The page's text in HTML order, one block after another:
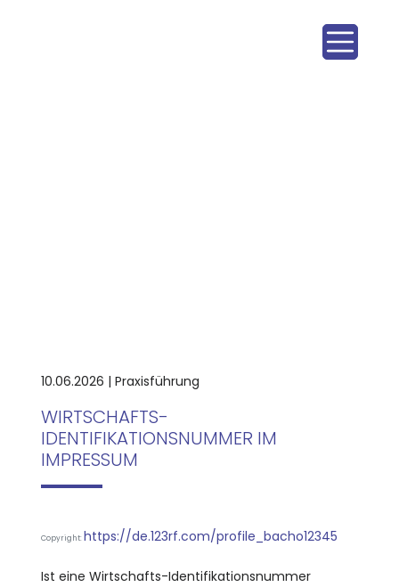
10.06.2026 | Praxisführung
WIRTSCHAFTS-
IDENTIFIKATIONSNUMMER IM
IMPRESSUM
Copyright:https://de.123rf.com/profile_bacho12345
Ist eine Wirtschafts-Identifikationsnummer